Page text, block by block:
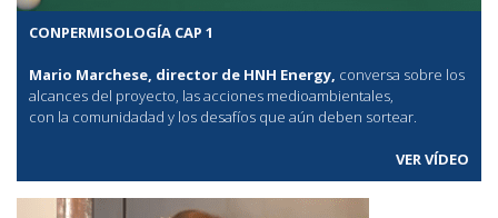
CONPERMISOLOGÍA CAP 1
Mario Marchese, director de HNH Energy, conversa sobre los
alcances del proyecto, las acciones medioambientales,
con la comunidadad y los desafíos que aún deben sortear.
VER VÍDEO